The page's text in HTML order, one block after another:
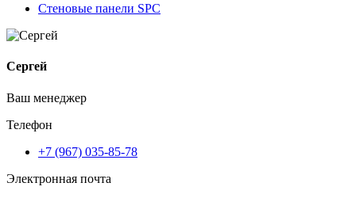
Стеновые панели SPC
Сергей
Ваш менеджер
Телефон
+7 (967) 035-85-78
Электронная почта